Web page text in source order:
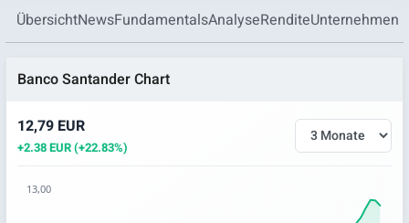
ÜbersichtNewsFundamentalsAnalyseRenditeUnternehmen
Banco Santander Chart
12,79 EUR
+2.38 EUR (+22.83%)
13,00